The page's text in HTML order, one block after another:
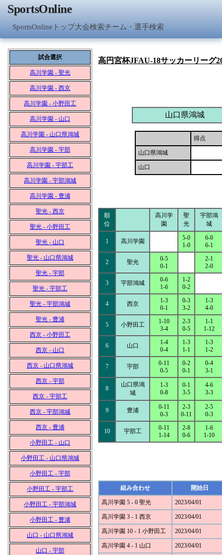
SportsOnline
SportsOnlineトップ大会検索チーム・選手検索
試合選択
高川学園 - 聖光
高川学園 - 西京
高川学園 - 小野田工
高川学園 - 山口
高川学園 - 山口県鴻城
高川学園 - 宇部
高川学園 - 宇部工
高川学園 - 宇部鴻城
高川学園 - 豊浦
聖光 - 西京
聖光 - 小野田工
聖光 - 山口
聖光 - 山口県鴻城
聖光 - 宇部
聖光 - 宇部工
聖光 - 宇部鴻城
聖光 - 豊浦
西京 - 小野田工
西京 - 山口
西京 - 山口県鴻城
西京 - 宇部
西京 - 宇部工
西京 - 宇部鴻城
西京 - 豊浦
小野田工 - 山口
小野田工 - 山口県鴻城
小野田工 - 宇部
小野田工 - 宇部工
小野田工 - 宇部鴻城
小野田工 - 豊浦
山口 - 山口県鴻城
山口 - 宇部
高円宮杯JFAU-18サッカーリーグ
山口県鴻城
得点
山口県鴻城
山口
順
位
高川学
園
聖
光
宇部鴻
城
1 高川学園
5-0
1-0
6-0
6-1
2 聖光
0-5
0-1
2-1
2-0
3 宇部鴻城
0-6
1-6
1-2
0-2
4 西京
1-3
0-1
0-3
3-2
1-3
4-0
5 小野田工
1-10
3-4
2-3
0-5
1-1
1-12
6 山口
1-4
0-4
1-3
1-1
1-3
1-2
7 宇部
0-11
0-5
0-2
0-1
0-4
3-1
8
山口県鴻
城
1-3
0-8
0-1
3-5
4-6
3-3
9 豊浦
0-11
0-3
2-3
0-11
2-5
0-3
10 宇部工
0-11
1-14
2-8
0-6
1-6
1-10
組み合わせ 開始日
高川学園 5 - 0 聖光 2023/04/01
高川学園 3 - 1 西京 2023/04/01
高川学園 10 - 1 小野田工 2023/04/01
高川学園 4 - 1 山口 2023/04/01